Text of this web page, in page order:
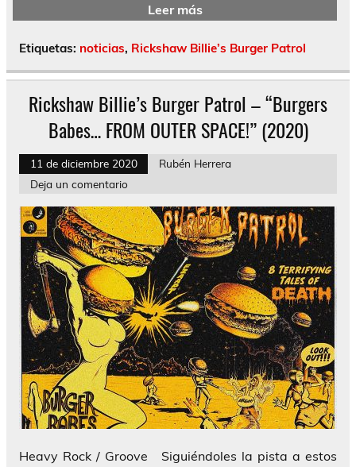
Leer más
Etiquetas: noticias, Rickshaw Billie’s Burger Patrol
Rickshaw Billie’s Burger Patrol – “Burgers
Babes… FROM OUTER SPACE!” (2020)
11 de diciembre 2020
Rubén Herrera
Deja un comentario
Heavy Rock / Groove Siguiéndoles la pista a estos